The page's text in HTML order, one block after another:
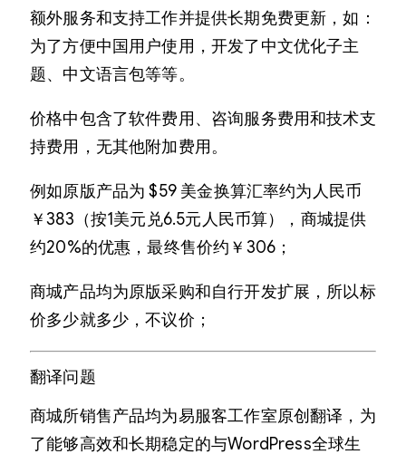
额外服务和支持工作并提供长期免费更新，如：
为了方便中国用户使用，开发了中文优化子主
题、中文语言包等等。
价格中包含了软件费用、咨询服务费用和技术支
持费用，无其他附加费用。
例如原版产品为 $59 美金换算汇率约为人民币
￥383（按1美元兑6.5元人民币算），商城提供
约20%的优惠，最终售价约￥306；
商城产品均为原版采购和自行开发扩展，所以标
价多少就多少，不议价；
翻译问题
商城所销售产品均为易服客工作室原创翻译，为
了能够高效和长期稳定的与WordPress全球生